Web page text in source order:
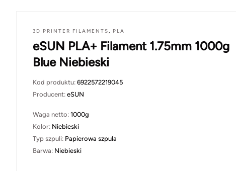
3D PRINTER FILAMENTS, PLA
eSUN PLA+ Filament 1.75mm 1000g
Blue Niebieski
Kod produktu: 6922572219045
Producent: eSUN
Waga netto: 1000g
Kolor: Niebieski
Typ szpuli: Papierowa szpula
Barwa: Niebieski